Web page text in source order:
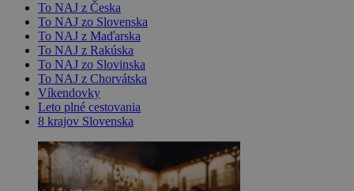
To NAJ z Česka
To NAJ zo Slovenska
To NAJ z Maďarska
To NAJ z Rakúska
To NAJ zo Slovinska
To NAJ z Chorvátska
Víkendovky
Leto plné cestovania
8 krajov Slovenska